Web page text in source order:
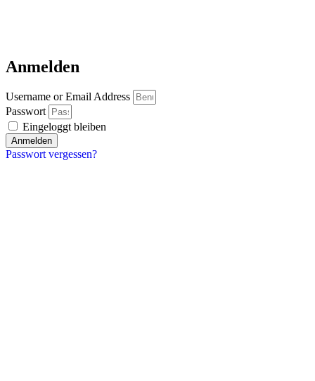
Anmelden
Username or Email Address
Passwort
Eingeloggt bleiben
Anmelden
Passwort vergessen?